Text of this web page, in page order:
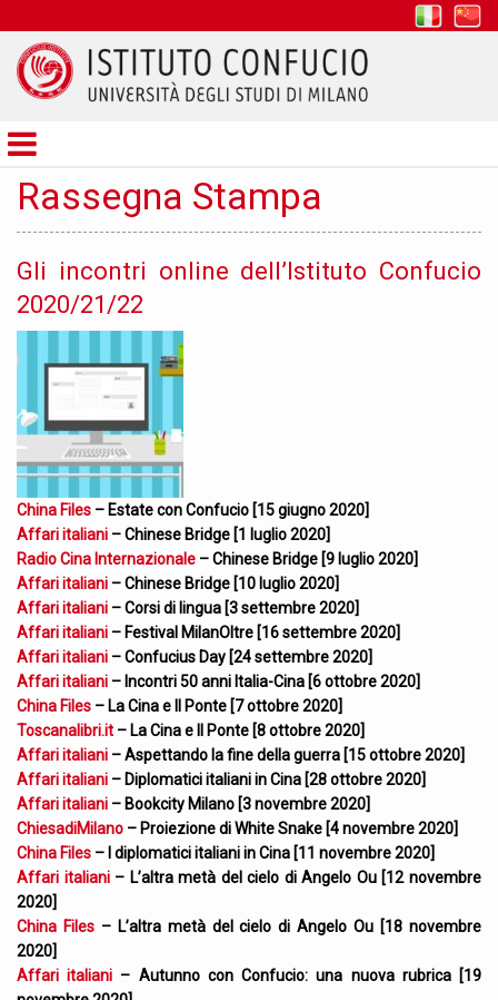
Confucio
Rassegna Stampa
Gli incontri online dell’Istituto Confucio
2020/21/22
China Files – Estate con Confucio [15 giugno 2020]
Affari italiani – Chinese Bridge [1 luglio 2020]
Radio Cina Internazionale – Chinese Bridge [9 luglio 2020]
Affari italiani – Chinese Bridge [10 luglio 2020]
Affari italiani – Corsi di lingua [3 settembre 2020]
Affari italiani – Festival MilanOltre [16 settembre 2020]
Affari italiani – Confucius Day [24 settembre 2020]
Affari italiani – Incontri 50 anni Italia-Cina [6 ottobre 2020]
China Files – La Cina e Il Ponte [7 ottobre 2020]
Toscanalibri.it – La Cina e Il Ponte [8 ottobre 2020]
Affari italiani – Aspettando la fine della guerra [15 ottobre 2020]
Affari italiani – Diplomatici italiani in Cina [28 ottobre 2020]
Affari italiani – Bookcity Milano [3 novembre 2020]
ChiesadiMilano – Proiezione di White Snake [4 novembre 2020]
China Files – I diplomatici italiani in Cina [11 novembre 2020]
Affari italiani– L’altra metà del cielo di Angelo Ou [12 novembre
2020]
China Files – L’altra metà del cielo di Angelo Ou [18 novembre
2020]
Affari italiani – Autunno con Confucio: una nuova rubrica [19